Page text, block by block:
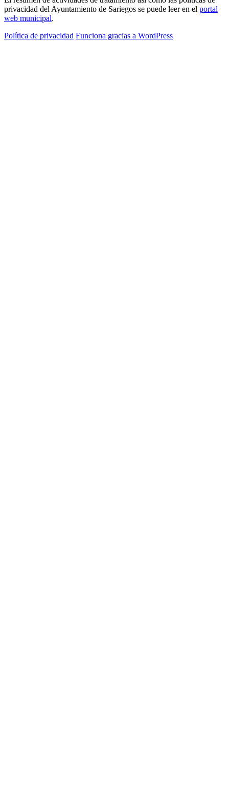
privacidad del Ayuntamiento de Sariegos se puede leer en el portal
web municipal.
Política de privacidad Funciona gracias a WordPress